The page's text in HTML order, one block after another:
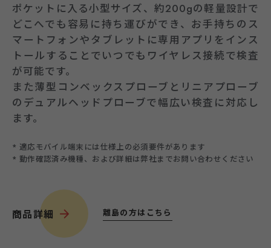
ポケットに入る小型サイズ、約200gの軽量設計で
どこへでも容易に持ち運びができ、お手持ちのス
マートフォンやタブレットに専用アプリをインス
トールすることでいつでもワイヤレス接続で検査
が可能です。
また薄型コンベックスプローブとリニアプローブ
のデュアルヘッドプローブで幅広い検査に対応し
ます。
* 適応モバイル端末には仕様上の必須要件があります
* 動作確認済み機種、および詳細は弊社までお問い合わせください
商品詳細 離島の方はこちら